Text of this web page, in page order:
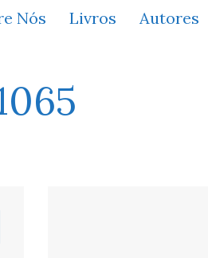
Nós Livros Autores